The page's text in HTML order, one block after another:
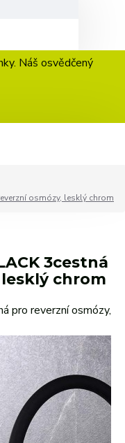
Náš osvědčený
osmózy, lesklý chrom
3cestná
chrom